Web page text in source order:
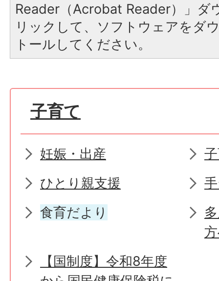
Reader（Acrobat Reader）」ダ
リックして、ソフトウェアをダ
トールしてください。
子育て
妊娠・出産
ひとり親支援
食育だより
【国制度】令和8年度